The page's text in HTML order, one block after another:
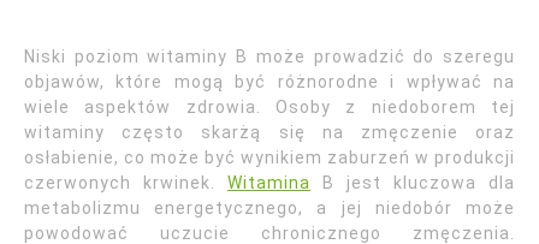
Niski poziom witaminy B może prowadzić do szeregu
objawów, które mogą być różnorodne i wpływać na
wiele aspektów zdrowia. Osoby z niedoborem tej
witaminy często skarżą się na zmęczenie oraz
osłabienie, co może być wynikiem zaburzeń w produkcji
czerwonych krwinek. Witamina
B jest kluczowa dla
metabolizmu energetycznego, a jej niedobór może
powodować uczucie chronicznego zmęczenia.